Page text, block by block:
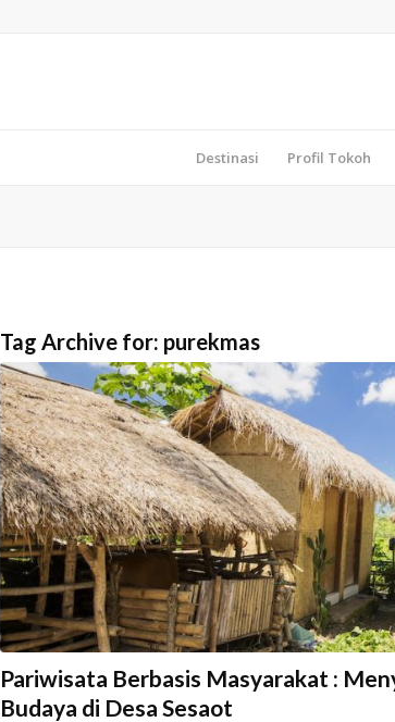
Destinasi Profil Tokoh
Tag Archive for: purekmas
Pariwisata Berbasis Masyarakat :
Budaya di Desa Sesaot